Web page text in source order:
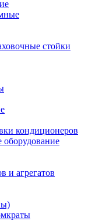
стойки
кондиционеров
оборудование
и агрегатов